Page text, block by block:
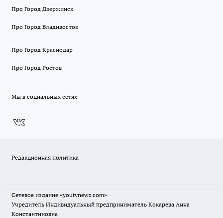
Про Город Дзержинск
Про Город Владивосток
Про Город Краснодар
Про Город Ростов
Мы в социальных сетях
Редакционная политика
Сетевое издание «youtvnews.com»
Учредитель Индивидуальный предприниматель Кокарева Анна
Константиновна